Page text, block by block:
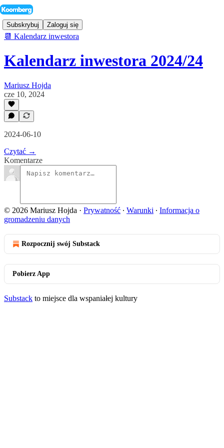
Subskrybuj Zaloguj się
📆 Kalendarz inwestora
Kalendarz inwestora 2024/24
Mariusz Hojda
cze 10, 2024
2024-06-10
Czytać →
Komentarze
© 2026 Mariusz Hojda · Prywatność ∙ Warunki ∙ Informacja o
gromadzeniu danych
Rozpocznij swój Substack
Pobierz App
Substack to miejsce dla wspaniałej kultury